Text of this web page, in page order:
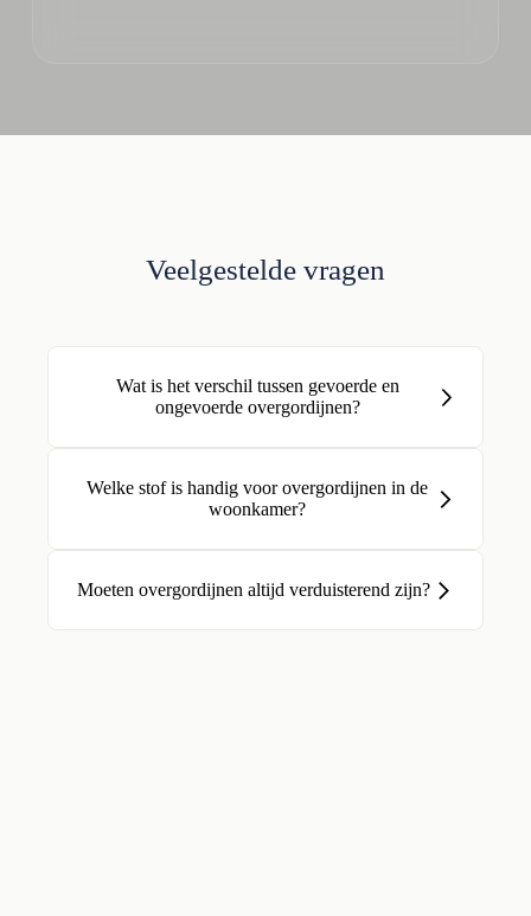
Veelgestelde vragen
Wat is het verschil tussen gevoerde en
ongevoerde overgordijnen?
Welke stof is handig voor overgordijnen in de
woonkamer?
Moeten overgordijnen altijd verduisterend zijn?